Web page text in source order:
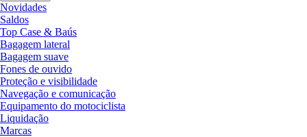
Novidades
Saldos
Top Case & Baús
Bagagem lateral
Bagagem suave
Fones de ouvido
Proteção e visibilidade
Navegação e comunicação
Equipamento do motociclista
Liquidação
Marcas